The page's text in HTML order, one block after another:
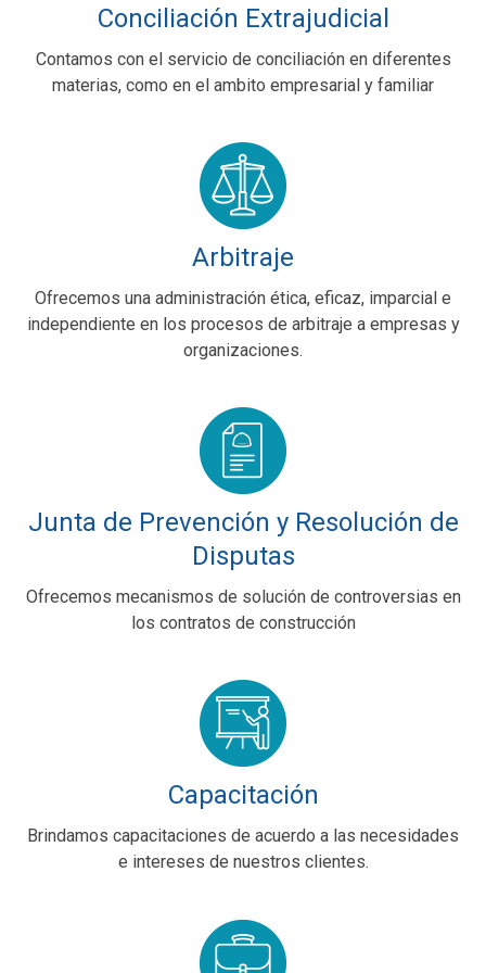
Conciliación Extrajudicial
Contamos con el servicio de conciliación en diferentes
materias, como en el ambito empresarial y familiar
Arbitraje
Ofrecemos una administración ética, eficaz, imparcial e
independiente en los procesos de arbitraje a empresas y
organizaciones.
Junta de Prevención y Resolución de
Disputas
Ofrecemos mecanismos de solución de controversias en
los contratos de construcción
Capacitación
Brindamos capacitaciones de acuerdo a las necesidades
e intereses de nuestros clientes.